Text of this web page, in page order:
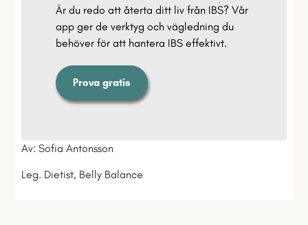
Är du redo att återta ditt liv från IBS? Vår
app ger de verktyg och vägledning du
behöver för att hantera IBS effektivt.
Prova gratis
Av: Sofia Antonsson
Leg. Dietist, Belly Balance